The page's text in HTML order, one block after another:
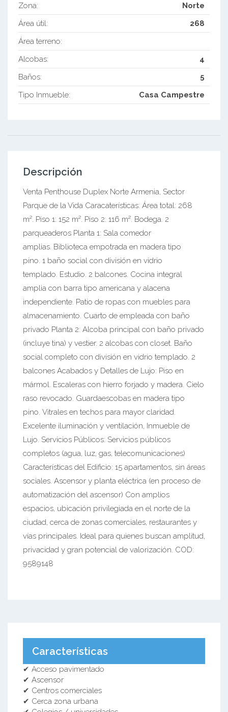
Zona:
Norte
Área útil:
268
Área terreno:
Alcobas:
4
Baños:
5
Tipo Inmueble:
Casa Campestre
Descripción
Venta Penthouse Duplex Norte Armenia, Sector
Parque de la Vida Caracaterísticas: Área total: 268
m². Piso 1: 152 m². Piso 2: 116 m². Bodega. 2
parqueaderos Planta 1: Sala comedor
amplias. Biblioteca empotrada en madera tipo
pino. 1 baño social con división en vidrio
templado. Estudio. 2 balcones. Cocina integral
amplia con barra tipo americana y alacena
independiente. Patio de ropas con muebles para
almacenamiento. Cuarto de empleada con baño
privado Planta 2: Alcoba principal con baño privado
(incluye tina) y vestier. 2 alcobas con closet. Baño
social completo con división en vidrio templado. 2
balcones Acabados y Detalles de Lujo: Piso en
mármol. Escaleras con hierro forjado y madera. Cielo
raso revocado. Guardaescobas en madera tipo
pino. Vitrales en techos para mayor claridad.
Excelente iluminación y ventilación, Inmueble de
Lujo. Servicios Públicos: Servicios públicos
completos (agua, luz, gas, telecomunicaciones)
Características del Edificio: 15 apartamentos, sin áreas
sociales. Ascensor y planta eléctrica (en proceso de
automatización del ascensor) Con amplios
espacios, ubicación privilegiada en el norte de la
ciudad, cerca de zonas comerciales, restaurantes y
vías principales. Ideal para quienes buscan amplitud,
privacidad y gran potencial de valorización. COD:
9589148
Características
✔ Acceso pavimentado
✔ Ascensor
✔ Centros comerciales
✔ Cerca zona urbana